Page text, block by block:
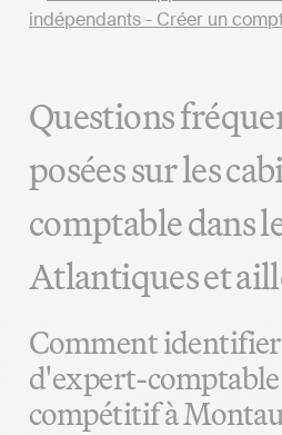
Questions
posées sur les
comptable dans
Atlantiques et
Comment
d'expert-
compétitif à